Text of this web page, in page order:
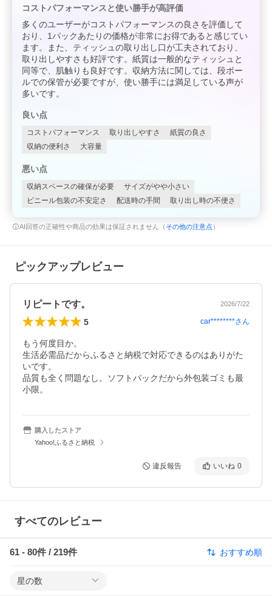
コストパフォーマンスと使い勝手が高評価
多くのユーザーがコストパフォーマンスの良さを評価して
おり、1パックあたりの価格が非常にお得であると感じてい
ます。また、ティッシュの取り出し口が工夫されており、
取り出しやすさも好評です。紙質は一般的なティッシュと
同等で、肌触りも良好です。収納方法に関しては、段ボー
ルでの保管が必要ですが、使い勝手には満足している声が
多いです。
良い点
コストパフォーマンス 取り出しやすさ
紙質の良さ
収納の便利さ
大容量
悪い点
収納スペースの確保が必要
サイズがやや小さい
ビニール包装の不安定さ
配送時の手間 取り出し時の不便さ
AI回答の正確性や商品の効果は保証されません（ その他の注意点 ）
ピックアップレビュー
リピートです。 2026/7/22
5 car********さん
もう何度目か。
生活必需品だからふるさと納税で対応できるのはありがた
いです。
品質も全く問題なし。ソフトパックだから外包装ゴミも最
小限。
購入したストア
Yahoo!ふるさと納税
違反報告 いいね 0
すべてのレビュー
61 - 80件 / 219件 おすすめ順
星の数